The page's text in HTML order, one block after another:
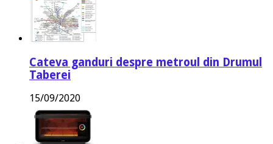
Cateva ganduri despre metroul din Drumul
Taberei
15/09/2020